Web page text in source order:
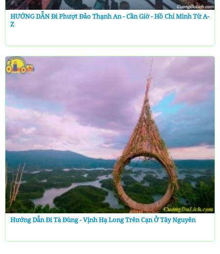
HƯỚNG DẪN Đi Phượt Đảo Thạnh An - Cần Giờ - Hồ Chí Minh Từ A-
Z
Hướng Dẫn Đi Tà Đùng - Vịnh Hạ Long Trên Cạn Ở Tây Nguyên